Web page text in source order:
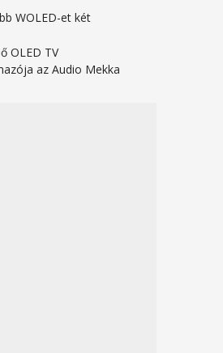
WOLED-et két
OLED TV
az Audio Mekka